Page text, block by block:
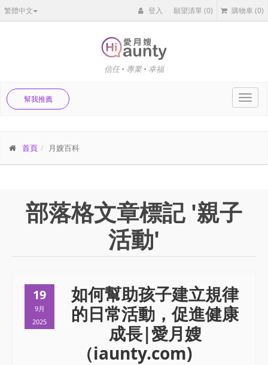
繁體中文 登入 願望清單(0) 購物車 (0)
信任 • 專業 • 幸福
幫我推薦
首頁 月嫂百科
部落格文章標記 '親子
活動'
19
9月
2025
如何幫助孩子建立規律
的日常活動，促進健康
成長|愛月嫂
（iaunty.com)